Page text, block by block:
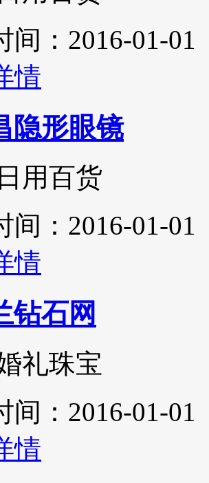
间：2016-01-01
情
隐形眼镜
用百货
间：2016-01-01
情
钻石网
礼珠宝
间：2016-01-01
情